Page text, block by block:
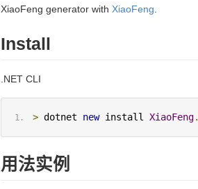
XiaoFeng generator with XiaoFeng.
Install
.NET CLI
> dotnet new install XiaoFeng.
用法实例